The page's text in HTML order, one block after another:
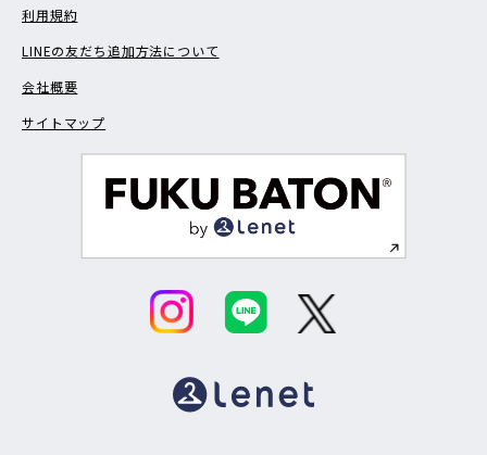
利用規約
LINEの友だち追加方法について
会社概要
サイトマップ